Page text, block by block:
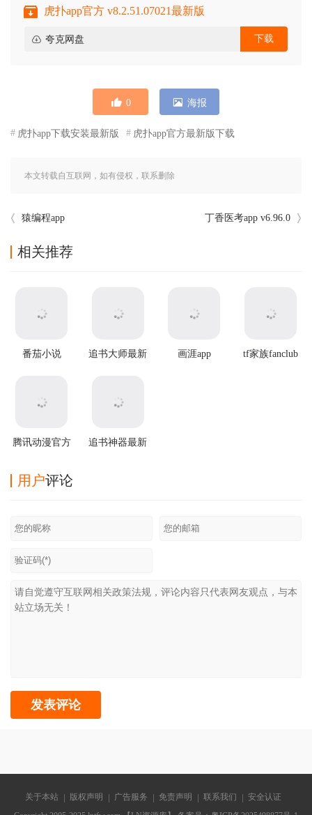
虎扑app官方 v8.2.51.07021最新版
夸克网盘 下载
0 海报
虎扑app下载安装最新版 虎扑app官方最新版下载
本文转载自互联网，如有侵权，联系删除
猿编程app 丁香医考app v6.96.0
相关推荐
番茄小说
追书大师最新
画涯app
tf家族fanclub
腾讯动漫官方
追书神器最新
用户评论
关于本站 版权声明 广告服务 免责声明 联系我们
安全认证